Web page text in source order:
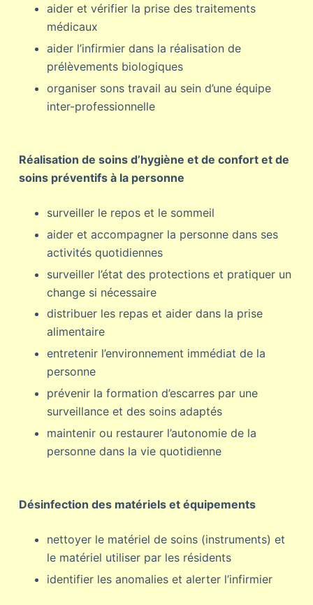
aider et vérifier la prise des traitements
médicaux
aider l’infirmier dans la réalisation de
prélèvements biologiques
organiser sons travail au sein d’une équipe
inter-professionnelle
Réalisation de soins d’hygiène et de confort et de
soins préventifs à la personne
surveiller le repos et le sommeil
aider et accompagner la personne dans ses
activités quotidiennes
surveiller l’état des protections et pratiquer un
change si nécessaire
distribuer les repas et aider dans la prise
alimentaire
entretenir l’environnement immédiat de la
personne
prévenir la formation d’escarres par une
surveillance et des soins adaptés
maintenir ou restaurer l’autonomie de la
personne dans la vie quotidienne
Désinfection des matériels et équipements
nettoyer le matériel de soins (instruments) et
le matériel utiliser par les résidents
identifier les anomalies et alerter l’infirmier